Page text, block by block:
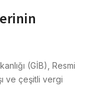
(GİB), Resmi
ve çeşitli vergi